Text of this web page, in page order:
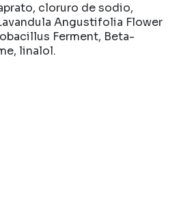
cloruro de sodio,
Angustifolia Flower
Ferment, Beta-
linalol.